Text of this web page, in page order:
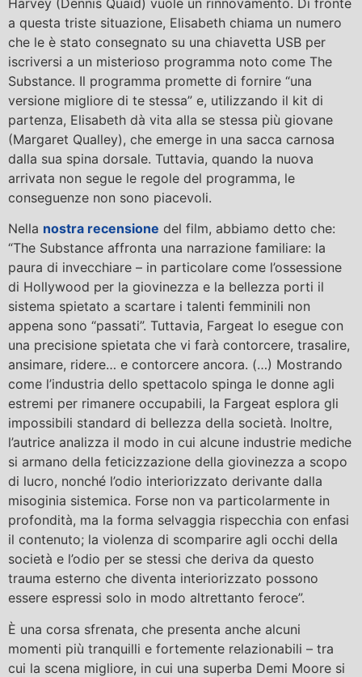
a questa triste situazione, Elisabeth chiama un numero
che le è stato consegnato su una chiavetta USB per
iscriversi a un misterioso programma noto come The
Substance. Il programma promette di fornire “una
versione migliore di te stessa” e, utilizzando il kit di
partenza, Elisabeth dà vita alla se stessa più giovane
(Margaret Qualley), che emerge in una sacca carnosa
dalla sua spina dorsale. Tuttavia, quando la nuova
arrivata non segue le regole del programma, le
conseguenze non sono piacevoli.
Nella nostra recensione del film, abbiamo detto che:
“The Substance affronta una narrazione familiare: la
paura di invecchiare – in particolare come l’ossessione
di Hollywood per la giovinezza e la bellezza porti il
sistema spietato a scartare i talenti femminili non
appena sono “passati”. Tuttavia, Fargeat lo esegue con
una precisione spietata che vi farà contorcere, trasalire,
ansimare, ridere… e contorcere ancora. (…) Mostrando
come l’industria dello spettacolo spinga le donne agli
estremi per rimanere occupabili, la Fargeat esplora gli
impossibili standard di bellezza della società. Inoltre,
l’autrice analizza il modo in cui alcune industrie mediche
si armano della feticizzazione della giovinezza a scopo
di lucro, nonché l’odio interiorizzato derivante dalla
misoginia sistemica. Forse non va particolarmente in
profondità, ma la forma selvaggia rispecchia con enfasi
il contenuto; la violenza di scomparire agli occhi della
società e l’odio per se stessi che deriva da questo
trauma esterno che diventa interiorizzato possono
essere espressi solo in modo altrettanto feroce”.
È una corsa sfrenata, che presenta anche alcuni
momenti più tranquilli e fortemente relazionabili – tra
cui la scena migliore, in cui una superba Demi Moore si